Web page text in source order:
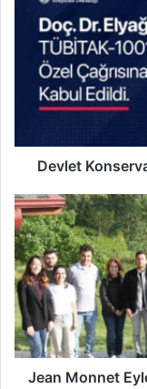
Konservatuvarı’ndan
Özel
Projesi
Devlet
Jean
Monnet
Eylemleri
Eğitim
Çalıştayı
Gerçekleşti
Jean Monnet